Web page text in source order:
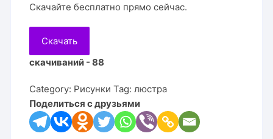
Скачайте бесплатно прямо сейчас.
Скачать
скачиваний - 88
Category: Рисунки Tag:люстра
Поделиться с друзьями